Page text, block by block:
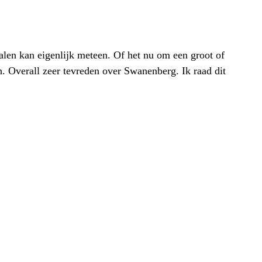
kan eigenlijk meteen. Of het nu om een groot of
Overall zeer tevreden over Swanenberg. Ik raad dit